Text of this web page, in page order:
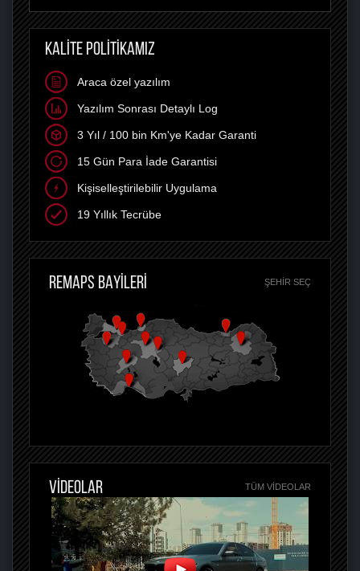
KALİTE POLİTİKAMIZ
Araca özel yazılım
Yazılım Sonrası Detaylı Log
3 Yıl / 100 bin Km'ye Kadar Garanti
15 Gün Para İade Garantisi
Kişiselleştirilebilir Uygulama
19 Yıllık Tecrübe
REMAPS BAYİLERİ ŞEHIR SEÇ
VİDEOLAR TÜM VIDEOLAR